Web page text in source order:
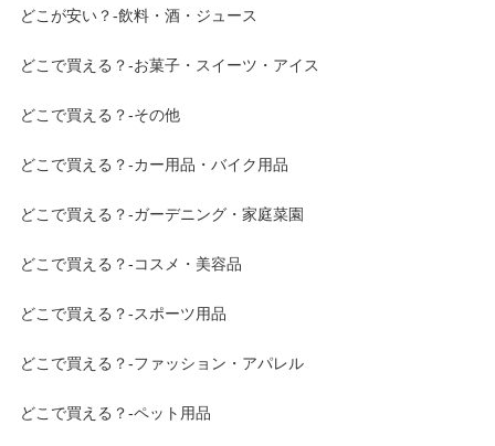
どこが安い？-飲料・酒・ジュース
どこで買える？-お菓子・スイーツ・アイス
どこで買える？-その他
どこで買える？-カー用品・バイク用品
どこで買える？-ガーデニング・家庭菜園
どこで買える？-コスメ・美容品
どこで買える？-スポーツ用品
どこで買える？-ファッション・アパレル
どこで買える？-ペット用品